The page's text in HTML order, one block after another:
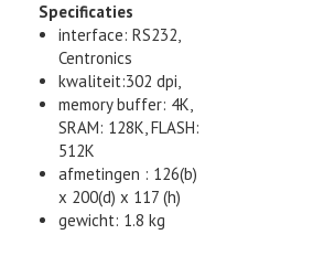
Specificaties
interface: RS232,
Centronics
kwaliteit:302 dpi,
memory buffer: 4K,
SRAM: 128K, FLASH:
512K
afmetingen : 126(b)
x 200(d) x 117 (h)
gewicht: 1.8 kg